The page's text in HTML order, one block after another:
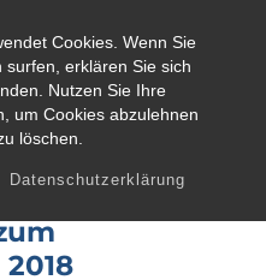
Cookies. Wenn Sie
erklären Sie sich
Nutzen Sie Ihre
um Cookies abzulehnen
löschen.
Datenschutzerklärung
klimatu
MENU